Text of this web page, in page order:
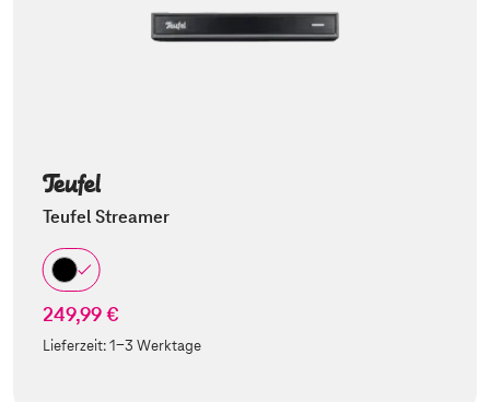
Teufel Streamer
249,99 €
Lieferzeit:1-3 Werktage